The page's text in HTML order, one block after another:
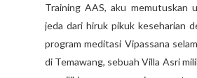
Training AAS, aku memutuskan
jeda dari hiruk pikuk keseharian
program meditasi Vipassana
di Temawang, sebuah Villa Asri